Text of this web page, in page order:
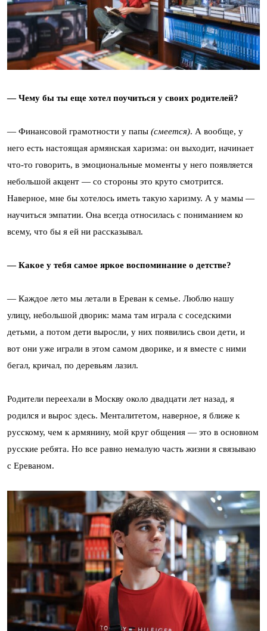
— Чему бы ты еще хотел поучиться у своих родителей?
— Финансовой грамотности у папы (смеется). А вообще, у
него есть настоящая армянская харизма: он выходит, начинает
что-то говорить, в эмоциональные моменты у него появляется
небольшой акцент — со стороны это круто смотрится.
Наверное, мне бы хотелось иметь такую харизму. А у мамы —
научиться эмпатии. Она всегда относилась с пониманием ко
всему, что бы я ей ни рассказывал.
— Какое у тебя самое яркое воспоминание о детстве?
— Каждое лето мы летали в Ереван к семье. Люблю нашу
улицу, небольшой дворик: мама там играла с соседскими
детьми, а потом дети выросли, у них появились свои дети, и
вот они уже играли в этом самом дворике, и я вместе с ними
бегал, кричал, по деревьям лазил.
Родители переехали в Москву около двадцати лет назад, я
родился и вырос здесь. Менталитетом, наверное, я ближе к
русскому, чем к армянину, мой круг общения — это в основном
русские ребята. Но все равно немалую часть жизни я связываю
с Ереваном.